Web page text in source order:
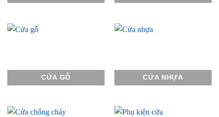
CỬA GỖ CỬA NHỰA